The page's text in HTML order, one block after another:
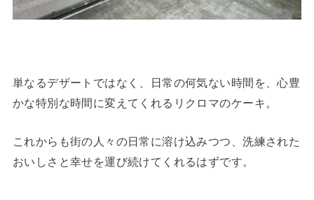
単なるデザートではなく、日常の何気ない時間を、心豊
かな特別な時間に変えてくれるリクロマのケーキ。
これからも街の人々の日常に溶け込みつつ、洗練された
おいしさと幸せを運び続けてくれるはずです。